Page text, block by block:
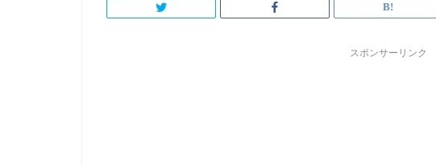
スポンサーリンク